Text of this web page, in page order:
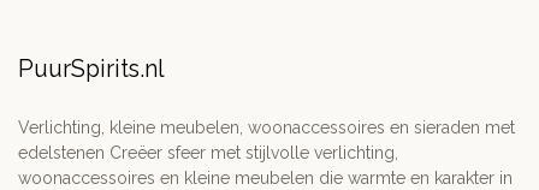
PuurSpirits.nl
Verlichting, kleine meubelen, woonaccessoires en sieraden met
edelstenen Creëer sfeer met stijlvolle verlichting,
woonaccessoires en kleine meubelen die warmte en karakter in